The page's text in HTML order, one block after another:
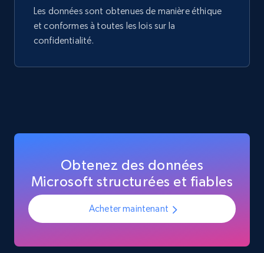
Les données sont obtenues de manière éthique
et conformes à toutes les lois sur la
confidentialité.
Obtenez des données
Microsoft structurées et fiables
Acheter maintenant